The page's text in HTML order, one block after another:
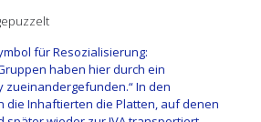
für Resozialisierung:
haben hier durch ein
zueinandergefunden.“ In den
die Inhaftierten die Platten, auf denen